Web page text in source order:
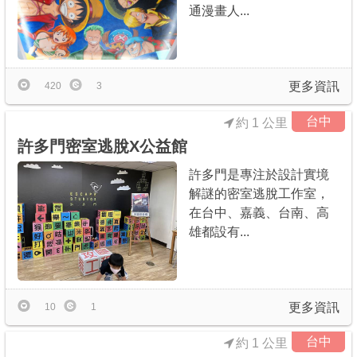
通漫畫人...
更多資訊
420 3
台中
約 1 公里
許多門密室逃脫X公益館
許多門是專注於設計實境
解謎的密室逃脫工作室，
在台中、嘉義、台南、高
雄都設有...
更多資訊
10 1
台中
約 1 公里